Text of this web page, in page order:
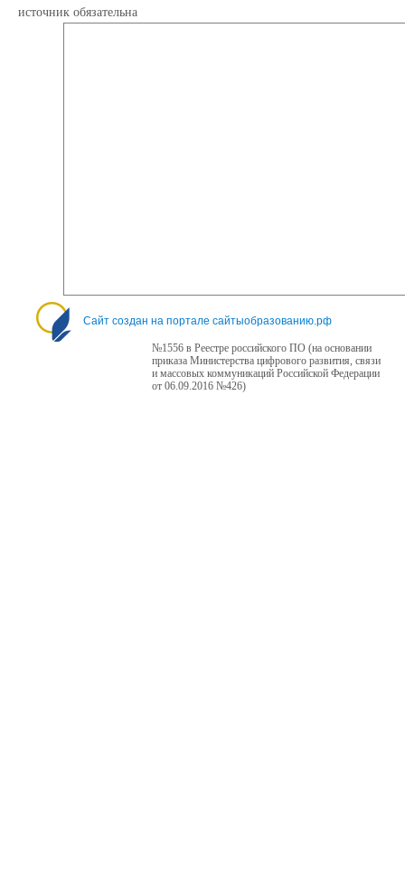
источник обязательна
Сайт создан на портале сайтыобразованию.рф
№1556 в Реестре российского ПО (на основании
приказа Министерства цифрового развития, связи
и массовых коммуникаций Российской Федерации
от 06.09.2016 №426)